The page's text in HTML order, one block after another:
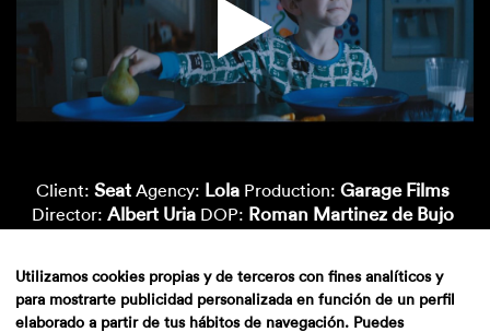
Client: Seat Agency: Lola Production: Garage Films
Director: Albert Uria DOP: Roman Martinez de Bujo
Vfx-Artist:Paula Sinoga Cgi-Artist:Marcial Aparicio
Cgi-Artist: Nico Roig
Utilizamos cookies propias y de terceros con fines analíticos y
para mostrarte publicidad personalizada en función de un perfil
elaborado a partir de tus hábitos de navegación. Puedes